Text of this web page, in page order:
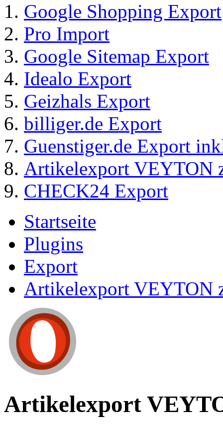
Google Shopping Export
Pro Import
Google Sitemap Export
Idealo Export
Geizhals Export
billiger.de Export
Guenstiger.de Export
Artikelexport VEYTON
CHECK24 Export
Startseite
Plugins
Export
Artikelexport VEYTON
Artikelexport